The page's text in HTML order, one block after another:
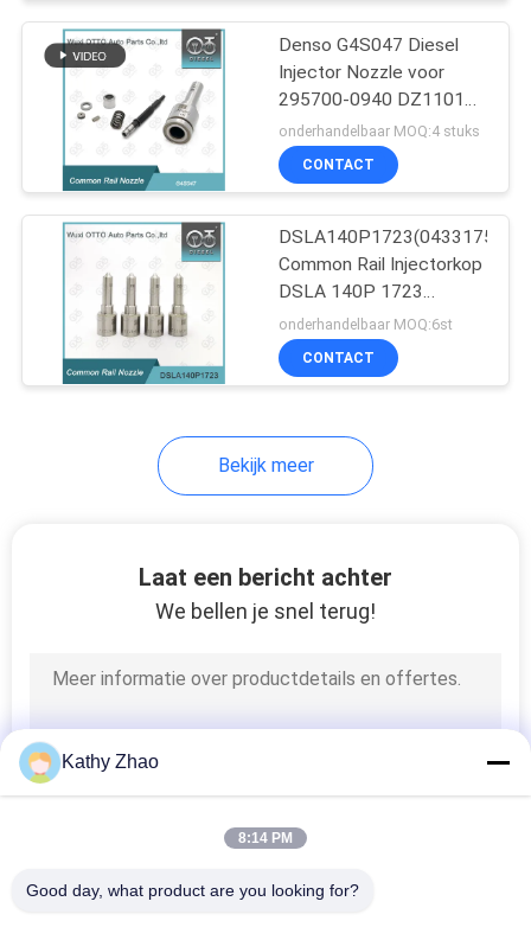
Denso G4S047 Diesel
Injector Nozzle voor
295700-0940 DZ110197
John Deere Hoge
Precisie Common Rail
Nozzle
onderhandelbaar MOQ:4 stuks
CONTACT
Common Rail Injectorkop
DSLA 140P 1723
Injectorkop Voor
Injectoren 0445120123
onderhandelbaar MOQ:6st
CONTACT
Bekijk meer
Laat een bericht achter
We bellen je snel terug!
Kathy Zhao
8:14 PM
Good day, what product are you looking for?